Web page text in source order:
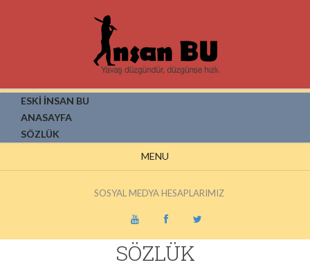
ESKİ İNSAN BU
ANASAYFA
SÖZLÜK
MENU
SOSYAL MEDYA HESAPLARIMIZ
SÖZLÜK